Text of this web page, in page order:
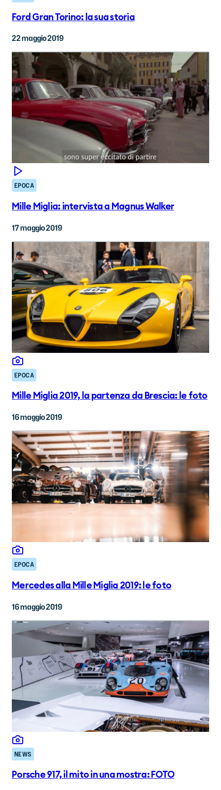
Ford Gran Torino: la sua storia
22 maggio 2019
EPOCA
Mille Miglia: intervista a Magnus Walker
17 maggio 2019
EPOCA
Mille Miglia 2019, la partenza da Brescia: le foto
16 maggio 2019
EPOCA
Mercedes alla Mille Miglia 2019: le foto
16 maggio 2019
NEWS
Porsche 917, il mito in una mostra: FOTO